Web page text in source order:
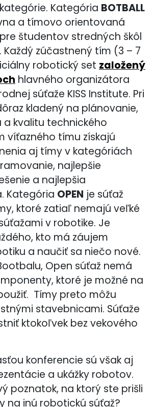
Kategória BOTBALL
a tímovo orientovaná
študentov stredných škôl
Každý zúčastnený tím (3 – 7
robotický set založený
hlavného organizátora
súťaže KISS Institute. Pri
kladený na plánovanie,
kvalitu technického
víťazného tímu získajú
aj tímy v kategóriách
najlepšie
a najlepšia
Kategória OPEN je súťaž
ktoré zatiaľ nemajú veľké
v robotike. Je
kto má záujem
a naučiť sa niečo nové.
Open súťaž nemá
ktoré je možné na
Tímy preto môžu
stavebnicami. Súťaže
ktokoľvek bez vekového
konferencie sú však aj
a ukážky robotov.
poznatok, na ktorý ste prišli
na inú robotickú súťaž?